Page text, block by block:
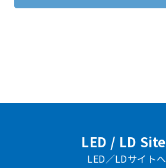
LED / LD Site
LED／LDサイトへ